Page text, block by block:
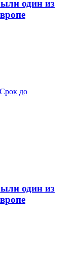
один из
до
один из